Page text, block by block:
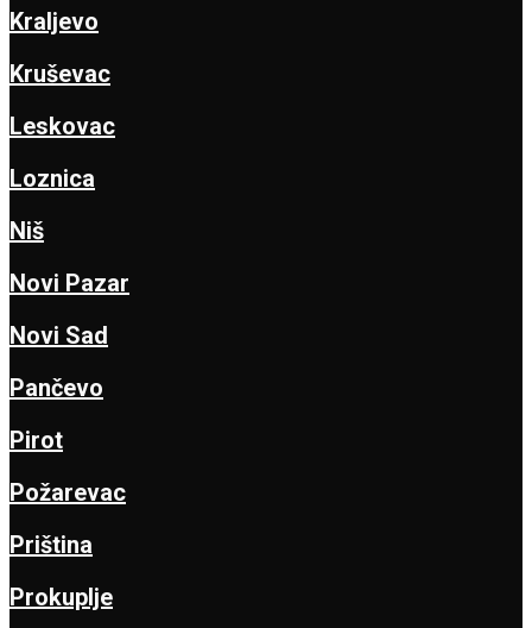
Kraljevo
Kruševac
Leskovac
Loznica
Niš
Novi Pazar
Novi Sad
Pančevo
Pirot
Požarevac
Priština
Prokuplje